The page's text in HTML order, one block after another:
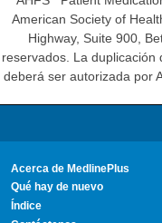
American Society of
Highway, Suite 900,
reservados. La duplicación
deberá ser autorizada por
Acerca de MedlinePlus
Qué hay de nuevo
Índice